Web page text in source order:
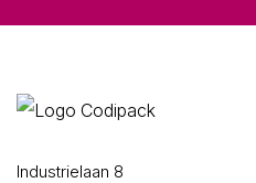
Industrielaan 8